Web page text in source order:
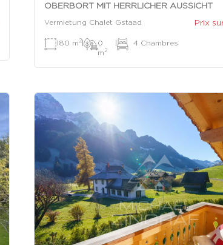
OBERBORT MIT HERRLICHER AUSSICHT
Vermietung Chalet Gstaad Prix
180 m 2|
0
m 2
| 4 Chambres